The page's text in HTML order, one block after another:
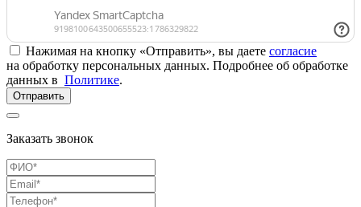
Нажимая на кнопку «Отправить», вы даете согласие
на обработку персональных данных. Подробнее об обработке
данных в Политике.
Отправить
Заказать звонок